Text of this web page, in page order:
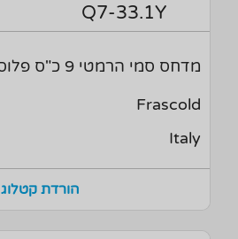
Q7-33.1Y
מדחס סמי הרמטי 9 כ"ס פלוס איטלקי
Frascold
Italy
הורדת קטלוג